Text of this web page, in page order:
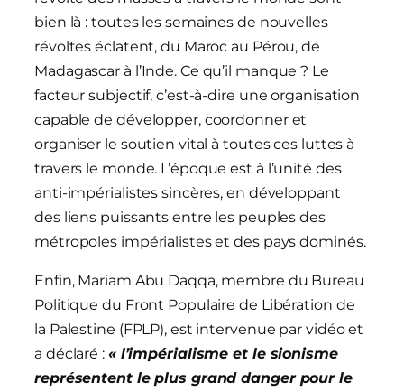
bien là : toutes les semaines de nouvelles
révoltes éclatent, du Maroc au Pérou, de
Madagascar à l’Inde. Ce qu’il manque ? Le
facteur subjectif, c’est-à-dire une organisation
capable de développer, coordonner et
organiser le soutien vital à toutes ces luttes à
travers le monde. L’époque est à l’unité des
anti-impérialistes sincères, en développant
des liens puissants entre les peuples des
métropoles impérialistes et des pays dominés.
Enfin, Mariam Abu Daqqa, membre du Bureau
Politique du Front Populaire de Libération de
la Palestine (FPLP), est intervenue par vidéo et
a déclaré : « l’impérialisme et le sionisme
représentent le plus grand danger pour le